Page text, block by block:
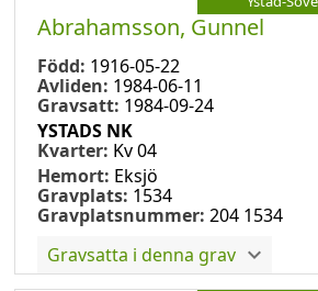
Abrahamsson, Gunnel
Född: 1916-05-22
Avliden: 1984-06-11
Gravsatt: 1984-09-24
YSTADS NK
Kvarter: Kv 04
Hemort: Eksjö
Gravplats: 1534
Gravplatsnummer: 204 1534
Gravsatta i denna grav